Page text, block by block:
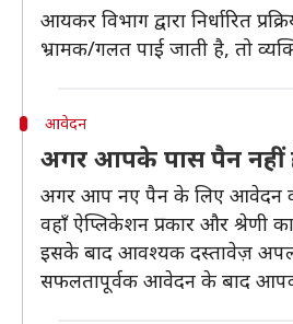
आयकर विभाग द्वारा निर्धारित
भ्रामक/गलत पाई जाती है, तो
आवेदन
अगर आपके पास पैन
अगर आप नए पैन के लिए आवेदन
वहाँ ऐप्लिकेशन प्रकार और
इसके बाद आवश्यक दस्तावेज़
सफलतापूर्वक आवेदन के बाद